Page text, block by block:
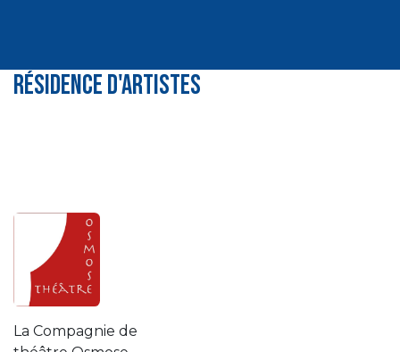
Résidence d'artistes
La Compagnie de